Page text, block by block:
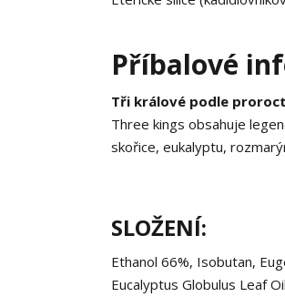
Příbalové
Tři králové podle
Three kings obsahuje
skořice, eukalyptu,
SLOŽENÍ:
Ethanol 66%, Isobutan,
Eucalyptus Globulus Leaf